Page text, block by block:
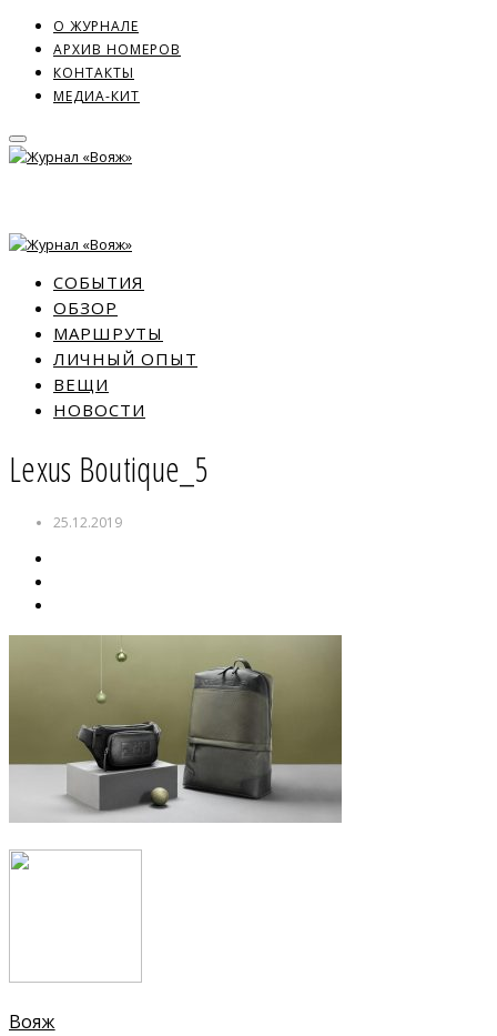
О ЖУРНАЛЕ
АРХИВ НОМЕРОВ
КОНТАКТЫ
МЕДИА-КИТ
СОБЫТИЯ
ОБЗОР
МАРШРУТЫ
ЛИЧНЫЙ ОПЫТ
ВЕЩИ
НОВОСТИ
Lexus Boutique_5
25.12.2019
Вояж